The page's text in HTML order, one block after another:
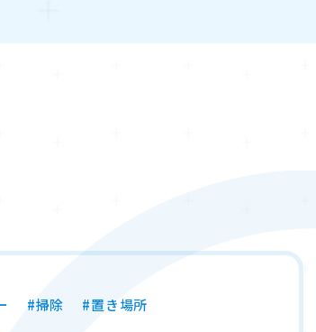
#掃除 #置き場所